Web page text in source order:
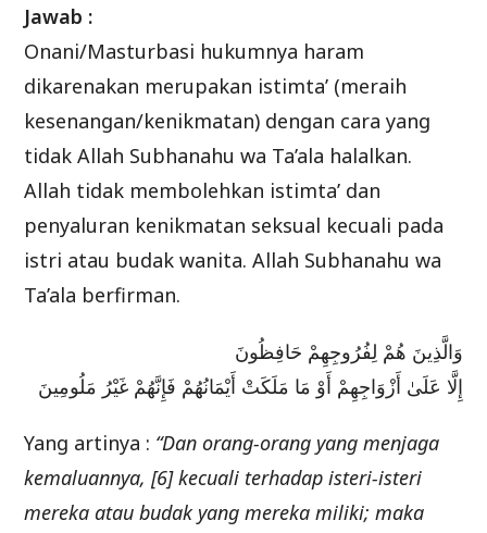
Jawab :
Onani/Masturbasi hukumnya haram
dikarenakan merupakan istimta’ (meraih
kesenangan/kenikmatan) dengan cara yang
tidak Allah Subhanahu wa Ta’ala halalkan.
Allah tidak membolehkan istimta’ dan
penyaluran kenikmatan seksual kecuali pada
istri atau budak wanita. Allah Subhanahu wa
Ta’ala berfirman.
وَالَّذِينَ هُمْ لِفُرُوجِهِمْ حَافِظُونَ
إِلَّا عَلَىٰ أَزْوَاجِهِمْ أَوْ مَا مَلَكَتْ أَيْمَانُهُمْ فَإِنَّهُمْ غَيْرُ مَلُومِينَ
Yang artinya : “Dan orang-orang yang menjaga
kemaluannya, [6] kecuali terhadap isteri-isteri
mereka atau budak yang mereka miliki; maka